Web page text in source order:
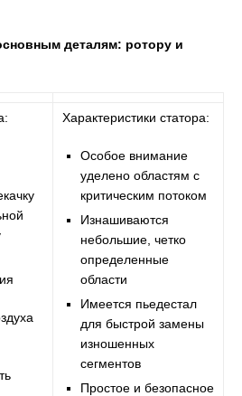
деталям: ротору и
Характеристики статора:
Особое внимание
уделено областям с
критическим потоком
Изнашиваются
небольшие, четко
определенные
области
Имеется пьедестал
для быстрой замены
изношенных
сегментов
Простое и безопасное